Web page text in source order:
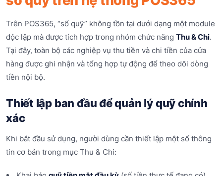
Trên POS365, “sổ quỹ” không tồn tại dưới dạng một module
độc lập mà được tích hợp trong nhóm chức năng Thu & Chi.
Tại đây, toàn bộ các nghiệp vụ thu tiền và chi tiền của cửa
hàng được ghi nhận và tổng hợp tự động để theo dõi dòng
tiền nội bộ.
Thiết lập ban đầu để quản lý quỹ chính
xác
Khi bắt đầu sử dụng, người dùng cần thiết lập một số thông
tin cơ bản trong mục Thu & Chi: